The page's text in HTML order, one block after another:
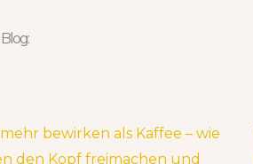
bewirken als Kaffee – wie
den Kopf freimachen und